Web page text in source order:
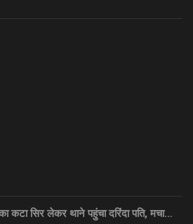
का कटा सिर लेकर थाने पहुंचा दरिंदा पति, मचा…